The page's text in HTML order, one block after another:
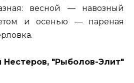
весной — навозный
и осенью — пареная
Нестеров, "Рыболов-Элит"